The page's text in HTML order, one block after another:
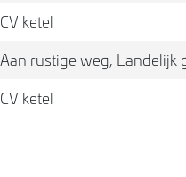
CV ketel
Aan rustige weg, Landelijk
CV ketel